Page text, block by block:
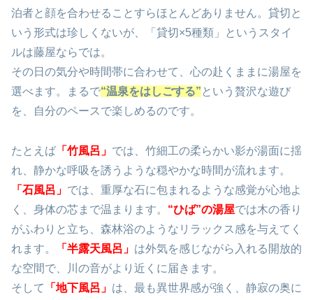
泊者と顔を合わせることすらほとんどありません。貸切と
いう形式は珍しくないが、「貸切×5種類」というスタイ
ルは藤屋ならでは。
その日の気分や時間帯に合わせて、心の赴くままに湯屋を
選べます。まるで“温泉をはしごする” という贅沢な遊び
を、自分のペースで楽しめるのです。
たとえば 「竹風呂」 では、竹細工の柔らかい影が湯面に揺
れ、静かな呼吸を誘うような穏やかな時間が流れます。
「石風呂」 では、重厚な石に包まれるような感覚が心地よ
く、身体の芯まで温まります。 “ひば”の湯屋では木の香り
がふわりと立ち、森林浴のようなリラックス感を与えてく
れます。
「半露天風呂」 は外気を感じながら入れる開放的
な空間で、川の音がより近くに届きます。
そして
「地下風呂」 は、最も異世界感が強く、静寂の奥に